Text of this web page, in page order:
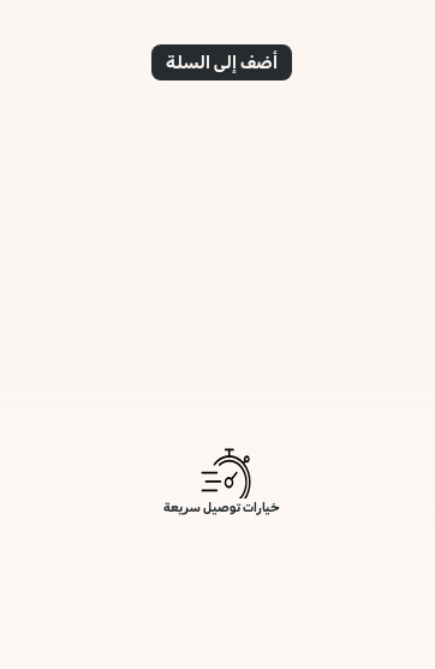
أضف إلى السلة
خيارات توصيل سريعة